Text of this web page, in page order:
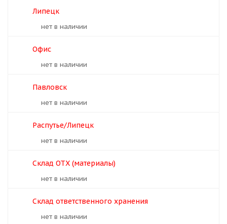
Липецк
Нет в наличии
Офис
Нет в наличии
Павловск
Нет в наличии
Распутье/Липецк
Нет в наличии
Склад ОТХ (материалы)
Нет в наличии
Склад ответственного хранения
Нет в наличии